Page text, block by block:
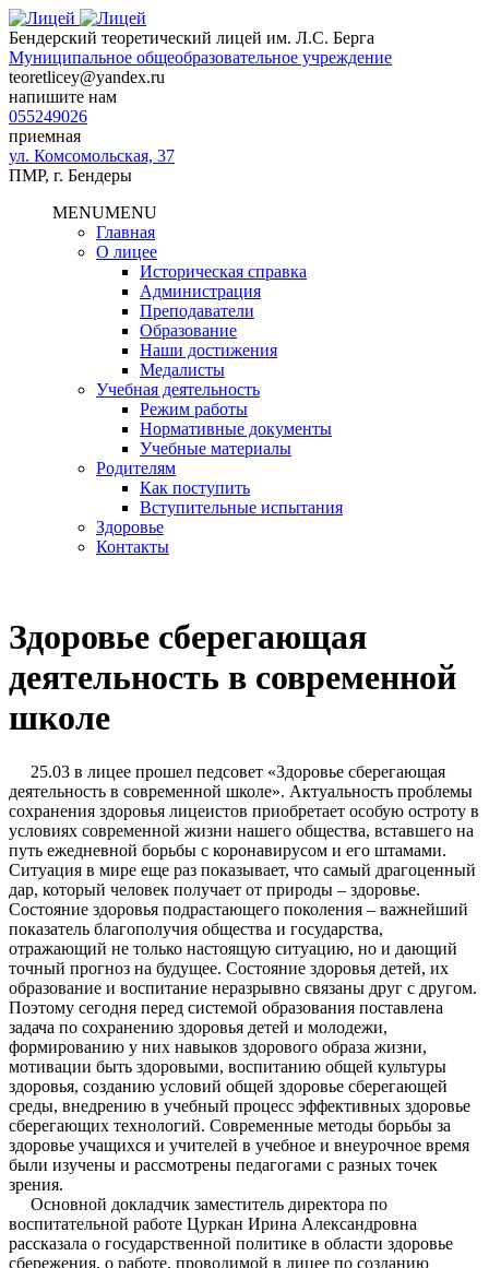
Бендерский теоретический лицей им. Л.С. Берга
Муниципальное общеобразовательное учреждение
teoretlicey@yandex.ru
напишите нам
055249026
приемная
ул. Комсомольская, 37
ПМР, г. Бендеры
MENUMENU
Главная
О лицее
Историческая справка
Администрация
Преподаватели
Образование
Наши достижения
Медалисты
Учебная деятельность
Режим работы
Нормативные документы
Учебные материалы
Родителям
Как поступить
Вступительные испытания
Здоровье
Контакты
Здоровье сберегающая
деятельность в современной
школе
25.03 в лицее прошел педсовет «Здоровье сберегающая
деятельность в современной школе». Актуальность проблемы
сохранения здоровья лицеистов приобретает особую остроту в
условиях современной жизни нашего общества, вставшего на
путь ежедневной борьбы с коронавирусом и его штамами.
Ситуация в мире еще раз показывает, что самый драгоценный
дар, который человек получает от природы – здоровье.
Состояние здоровья подрастающего поколения – важнейший
показатель благополучия общества и государства,
отражающий не только настоящую ситуацию, но и дающий
точный прогноз на будущее. Состояние здоровья детей, их
образование и воспитание неразрывно связаны друг с другом.
Поэтому сегодня перед системой образования поставлена
задача по сохранению здоровья детей и молодежи,
формированию у них навыков здорового образа жизни,
мотивации быть здоровыми, воспитанию общей культуры
здоровья, созданию условий общей здоровье сберегающей
среды, внедрению в учебный процесс эффективных здоровье
сберегающих технологий. Современные методы борьбы за
здоровье учащихся и учителей в учебное и внеурочное время
были изучены и рассмотрены педагогами с разных точек
зрения.
Основной докладчик заместитель директора по
воспитательной работе Цуркан Ирина Александровна
рассказала о государственной политике в области здоровье
сбережения, о работе, проводимой в лицее по созданию